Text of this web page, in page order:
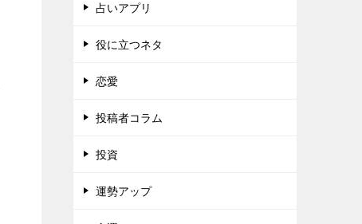
占いアプリ
役に立つネタ
恋愛
投稿者コラム
投資
運勢アップ